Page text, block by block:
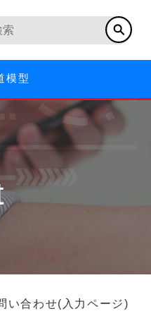
模型
い合わせ(入力ページ)